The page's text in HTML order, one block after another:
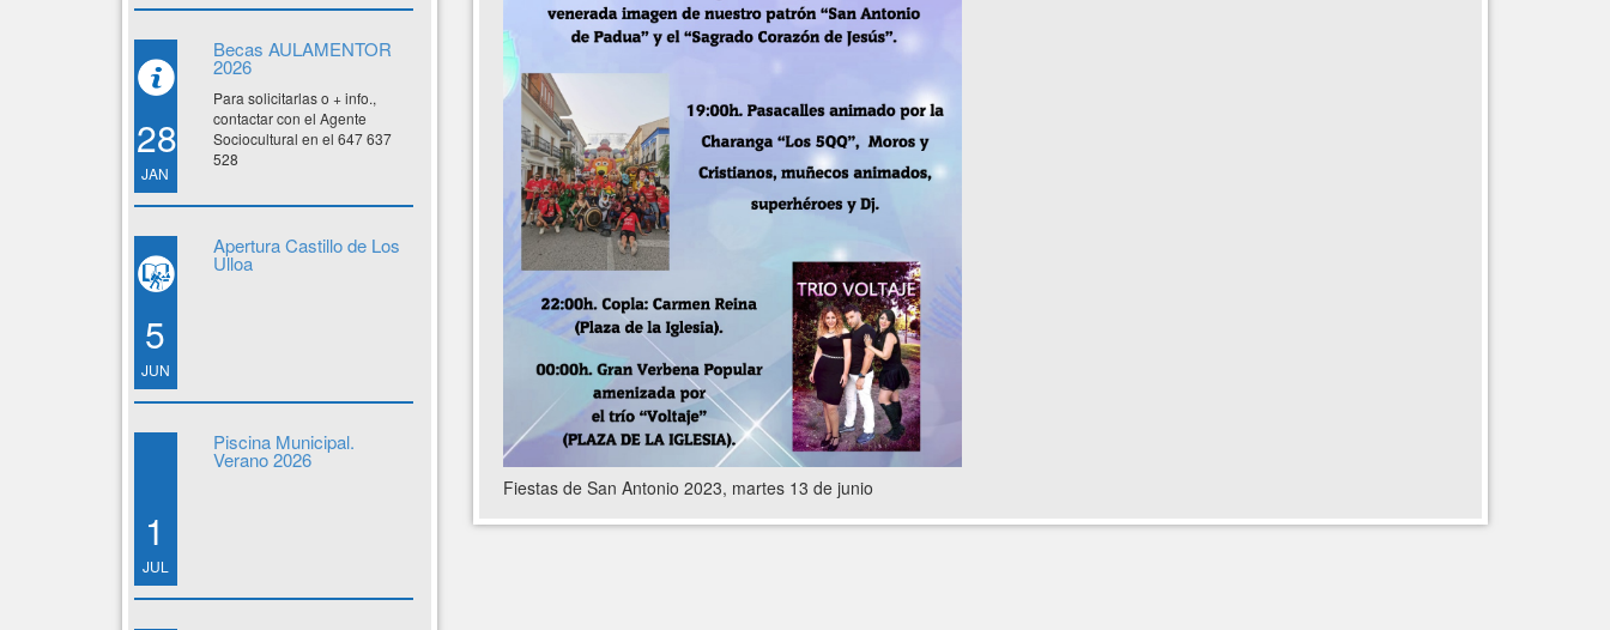
28
JAN
Becas AULAMENTOR
2026
Para solicitarlas o + info.,
contactar con el Agente
Sociocultural en el 647 637
528
5
JUN
Apertura Castillo de Los
Ulloa
1
JUL
Piscina Municipal.
Verano 2026
Fiestas de San Antonio 2023, martes 13 de junio